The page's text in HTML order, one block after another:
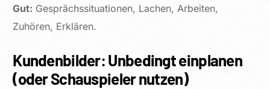
Gut: Gesprächssituationen, Lachen, Arbeiten,
Zuhören, Erklären.
Kundenbilder: Unbedingt einplanen
(oder Schauspieler nutzen)